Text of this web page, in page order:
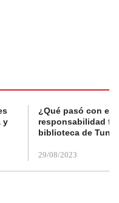
y
¿Qué pasó con el
responsabilidad
biblioteca de
29/08/2023